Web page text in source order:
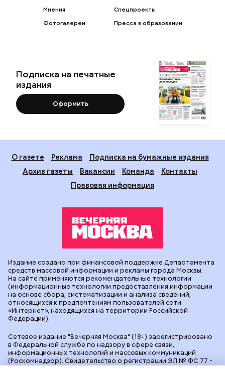
Мнения
Фотогалереи
Спецпроекты
Пресса в образовании
Подписка на печатные
издания
Оформить
О газете Реклама
Подписка на бумажные издания
Архив газеты
Вакансии Команда
Контакты
Правовая информация
Сетевое издание "Вечерняя Москва" (18+) зарегистрировано
в Федеральной службе по надзору в сфере связи,
информационных технологий и массовых коммуникаций
(Роскомнадзор). Свидетельство о регистрации ЭЛ № ФС 77 -
Издание создано при финансовой поддержке Департамента
средств массовой информации и рекламы города Москвы.
На сайте применяются рекомендательные технологии
(информационные технологии предоставления информации
на основе сбора, систематизации и анализа сведений,
относящихся к предпочтениям пользователей сети
«Интернет», находящихся на территории Российской
Федерации).